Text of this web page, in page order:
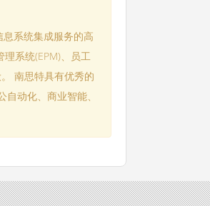
系统集成服务的高
系统(EPM)、员工
南思特具有优秀的
动化、商业智能、